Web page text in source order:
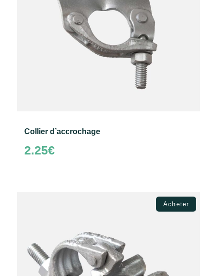
Collier d’accrochage
2.25€
Acheter